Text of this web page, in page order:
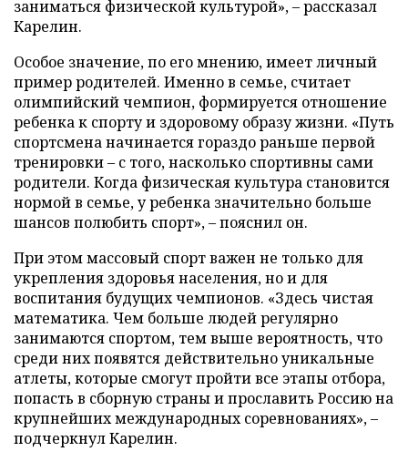
заниматься физической культурой», – рассказал
Карелин.
Особое значение, по его мнению, имеет личный
пример родителей. Именно в семье, считает
олимпийский чемпион, формируется отношение
ребенка к спорту и здоровому образу жизни. «Путь
спортсмена начинается гораздо раньше первой
тренировки – с того, насколько спортивны сами
родители. Когда физическая культура становится
нормой в семье, у ребенка значительно больше
шансов полюбить спорт», – пояснил он.
При этом массовый спорт важен не только для
укрепления здоровья населения, но и для
воспитания будущих чемпионов. «Здесь чистая
математика. Чем больше людей регулярно
занимаются спортом, тем выше вероятность, что
среди них появятся действительно уникальные
атлеты, которые смогут пройти все этапы отбора,
попасть в сборную страны и прославить Россию на
крупнейших международных соревнованиях», –
подчеркнул Карелин.